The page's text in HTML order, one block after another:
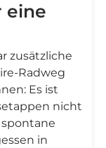
eine
zusätzliche
Radweg
Es ist
nicht
in